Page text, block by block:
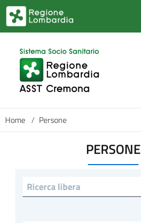
Salta al contenuto principale
Home / Persone
PERSONE
Ricerca libera